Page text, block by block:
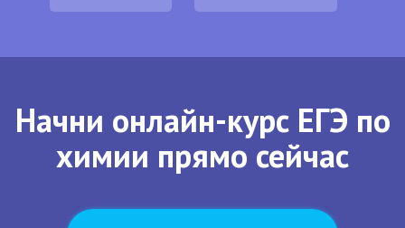
Начни онлайн-курс ЕГЭ по
химии прямо сейчас